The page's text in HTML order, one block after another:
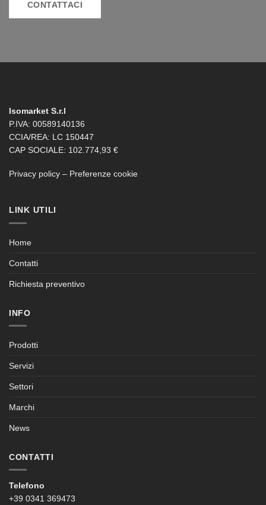
CONTATTACI
Isomarket S.r.l
P.IVA: 00589140136
CCIA/REA: LC 150447
CAP SOCIALE: 102.774,93 €
Privacy policy – Preferenze cookie
LINK UTILI
Home
Contatti
Richiesta preventivo
INFO
Prodotti
Servizi
Settori
Marchi
News
CONTATTI
Telefono
+39 0341 369473